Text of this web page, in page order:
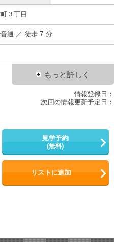
３丁目
通 ／ 徒歩 7 分
もっと詳しく
情報登録日：
次回の情報更新予定日：
見学予約
(無料)
リストに追加